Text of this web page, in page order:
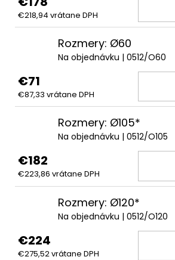
€218,94 vrátane DPH
Rozmery: Ø60
Na objednávku | 0512/O60
€71
€87,33 vrátane DPH
Rozmery: Ø105*
Na objednávku | 0512/O105
€182
€223,86 vrátane DPH
Rozmery: Ø120*
Na objednávku | 0512/O120
€224
€275,52 vrátane DPH